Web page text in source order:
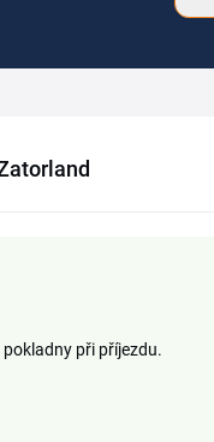
při příjezdu.